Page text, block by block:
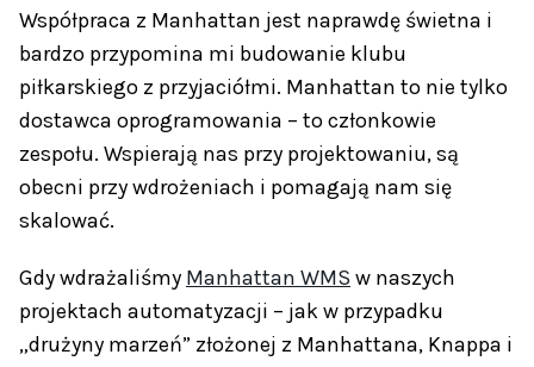
Współpraca z Manhattan jest naprawdę świetna i
bardzo przypomina mi budowanie klubu
piłkarskiego z przyjaciółmi. Manhattan to nie tylko
dostawca oprogramowania – to członkowie
zespołu. Wspierają nas przy projektowaniu, są
obecni przy wdrożeniach i pomagają nam się
skalować.
Gdy wdrażaliśmy Manhattan WMS w naszych
projektach automatyzacji – jak w przypadku
„drużyny marzeń” złożonej z Manhattana, Knappa i